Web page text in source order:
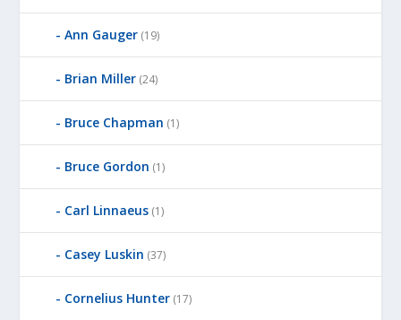
Ann Gauger (19)
Brian Miller (24)
Bruce Chapman (1)
Bruce Gordon (1)
Carl Linnaeus (1)
Casey Luskin (37)
Cornelius Hunter (17)